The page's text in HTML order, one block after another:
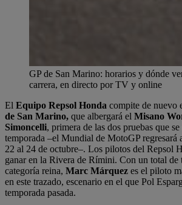
GP de San Marino: horarios y dónde
carrera, en directo por TV y online
El Equipo Repsol Honda compite de nuevo
de San Marino, que albergará el Misano
Simoncelli, primera de las dos pruebas que
temporada –el Mundial de MotoGP regresará
22 al 24 de octubre–. Los pilotos del Repsol
ganar en la Rivera de Rímini. Con un total de
categoría reina, Marc Márquez es el piloto
en este trazado, escenario en el que Pol
temporada pasada.